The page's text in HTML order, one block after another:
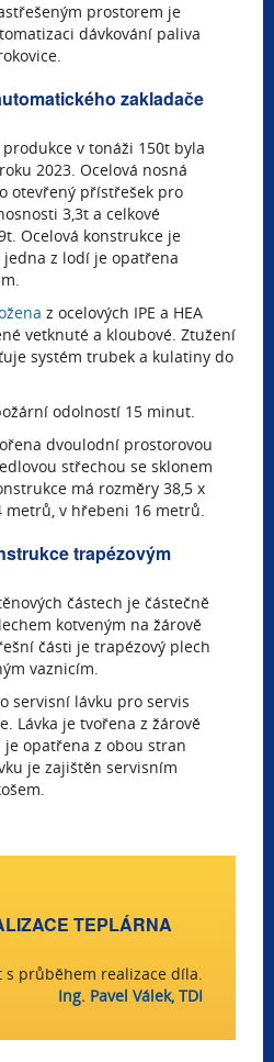
prostorem je
dávkování paliva
zakladače
produkce v tonáži 150t byla
2023. Ocelová nosná
otevřený přístřešek pro
3,3t a celkové
Ocelová konstrukce je
z lodí je opatřena
z ocelových IPE a HEA
vetknuté a kloubové. Ztužení
systém trubek a kulatiny do
odolností 15 minut.
dvoulodní prostorovou
střechou se sklonem
má rozměry 38,5 x
metrů, v hřebeni 16 metrů.
trapézovým
částech je částečně
kotveným na žárově
části je trapézový plech
vaznicím.
servisní lávku pro servis
Lávka je tvořena z žárově
opatřena z obou stran
je zajištěn servisním
TEPLÁRNA
s průběhem realizace díla.
Ing. Pavel Válek, TDI